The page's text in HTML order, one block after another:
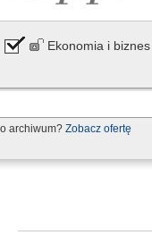
Ekonomia i biznes
archiwum? Zobacz ofertę